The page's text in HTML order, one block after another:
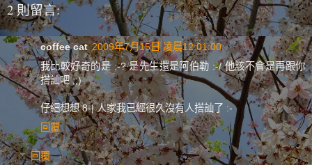
2 則留言:
coffee cat 2009年7月15日 凌晨12:01:00
我比較好奇的是 :-? 是先生還是阿伯勒 :-/ 他該不會是再跟你
搭訕吧 ;;)
仔細想想 8-| 人家我已經很久沒有人搭訕了 :-
回覆
回覆